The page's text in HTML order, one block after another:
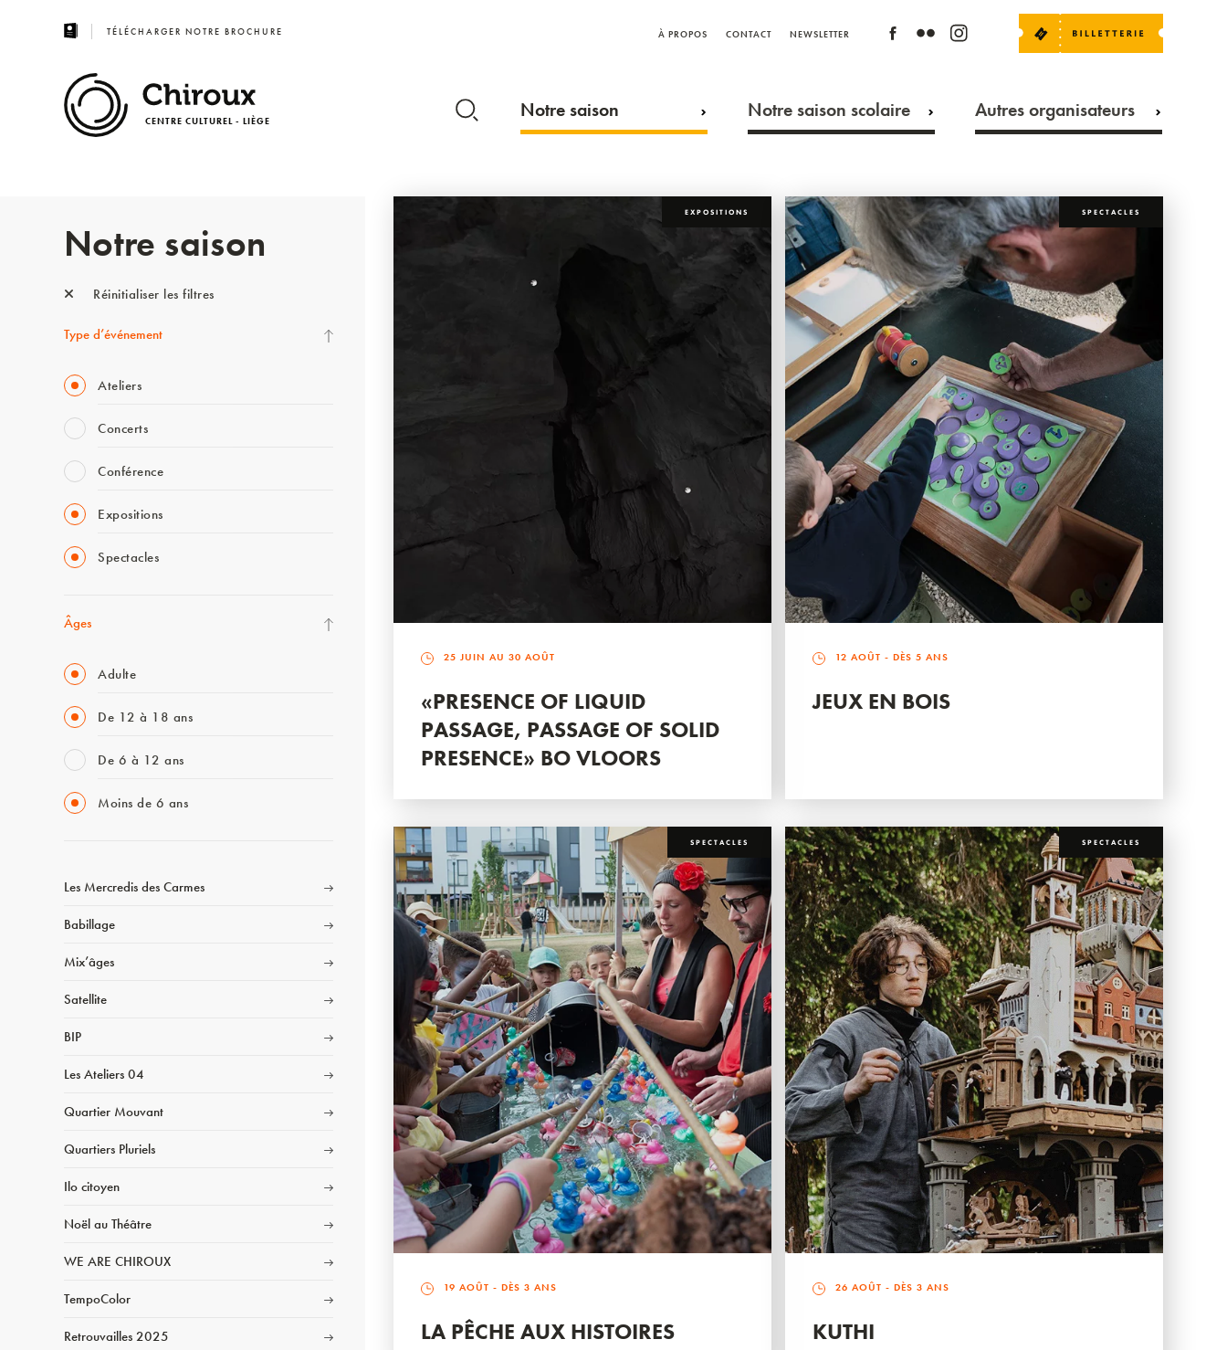
TÉLÉCHARGER NOTRE BROCHURE À PROPOS CONTACT NEWSLETTER
CENTRE CULTUREL - LIÈGE Notre saison Notre saison scolaire Autres organisateurs
Notre saison
Réinitialiser les filtres
Type d’événement
Ateliers
Concerts
Conférence
Expositions
Spectacles
Âges
Adulte
De 12 à 18 ans
De 6 à 12 ans
Moins de 6 ans
Les Mercredis des Carmes
Babillage
Mix’âges
Satellite
BIP
Les Ateliers 04
Quartier Mouvant
Quartiers Pluriels
Ilo citoyen
Noël au Théâtre
WE ARE CHIROUX
TempoColor
Retrouvailles 2025
EXPOSITIONS
25 JUIN AU 30 AOÛT
«PRESENCE OF LIQUID
PASSAGE, PASSAGE OF SOLID
PRESENCE» BO VLOORS
SPECTACLES
12 AOÛT - DÈS 5 ANS
JEUX EN BOIS
SPECTACLES
19 AOÛT - DÈS 3 ANS
LA PÊCHE AUX HISTOIRES
SPECTACLES
26 AOÛT - DÈS 3 ANS
KUTHI